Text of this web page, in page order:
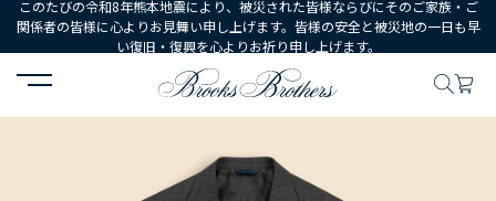
このたびの令和8年熊本地震により、被災された皆様ならびにそのご家族・ご
関係者の皆様に心よりお見舞い申し上げます。皆様の安全と被災地の一日も早
い復旧・復興を心よりお祈り申し上げます。
HOME ウェア スーツ ウール グレンプラッド 段返り３